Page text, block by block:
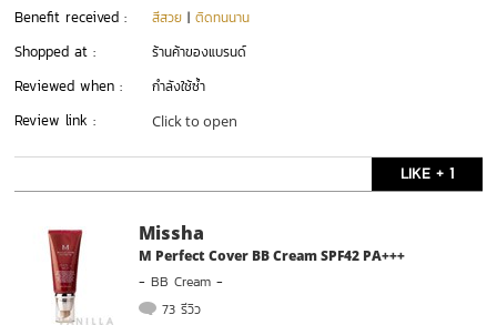
Benefit received :
สีสวย |ติดทนนาน
Shopped at : ร้านค้าของแบรนด์
Reviewed when : กำลังใช้ซ้ำ
Review link : Click to open
LIKE + 1
Missha
M Perfect Cover BB Cream SPF42 PA+++
-BB Cream -
73 รีวิว